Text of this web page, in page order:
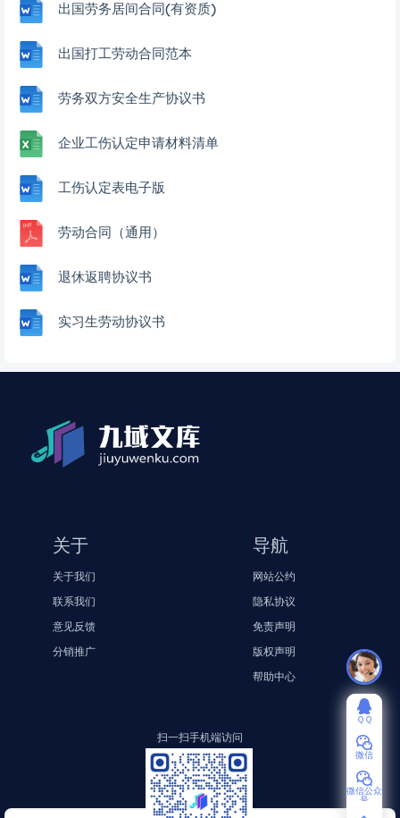
出国劳务居间合同(有资质)
出国打工劳动合同范本
劳务双方安全生产协议书
企业工伤认定申请材料清单
工伤认定表电子版
劳动合同（通用）
退休返聘协议书
实习生劳动协议书
关于
关于我们
联系我们
意见反馈
分销推广
导航
网站公约
隐私协议
免责声明
版权声明
帮助中心
扫一扫手机端访问
ＱＱ
微信
微信公众
号